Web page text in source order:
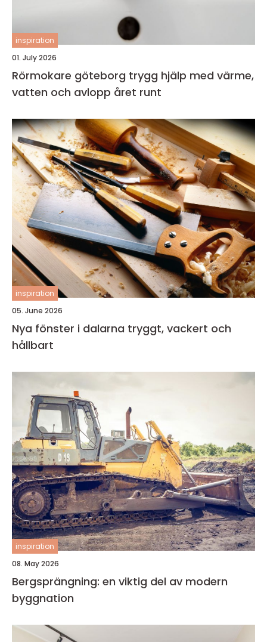
inspiration
01. July 2026
Rörmokare göteborg trygg hjälp med värme,
vatten och avlopp året runt
inspiration
05. June 2026
Nya fönster i dalarna tryggt, vackert och
hållbart
inspiration
08. May 2026
Bergsprängning: en viktig del av modern
byggnation